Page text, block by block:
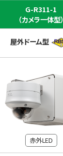
G-R311-1
（カメラ一体型）
屋外ドーム型
赤外LED